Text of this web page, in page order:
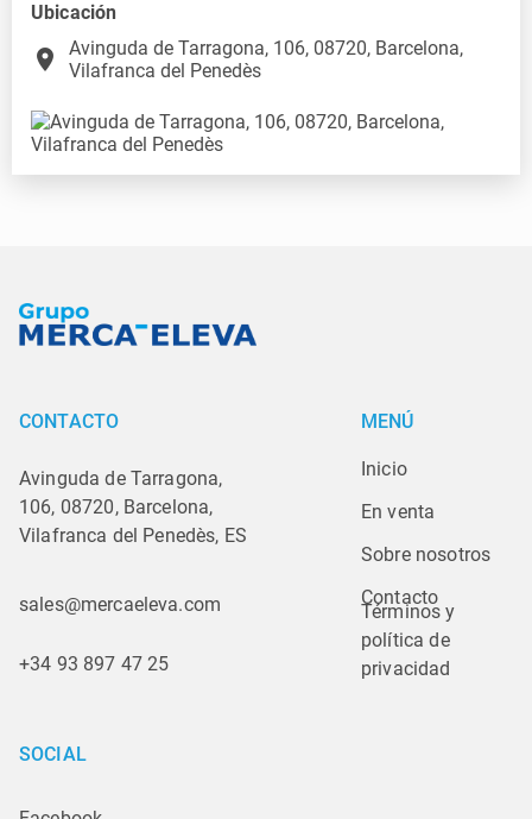
Ubicación
place
Avinguda de Tarragona, 106, 08720, Barcelona,
Vilafranca del Penedès
CONTACTO
Avinguda de Tarragona,
106, 08720, Barcelona,
Vilafranca del Penedès, ES
sales@mercaeleva.com
+34 93 897 47 25
MENÚ
Inicio
En venta
Sobre nosotros
Contacto
Términos y
política de
privacidad
SOCIAL